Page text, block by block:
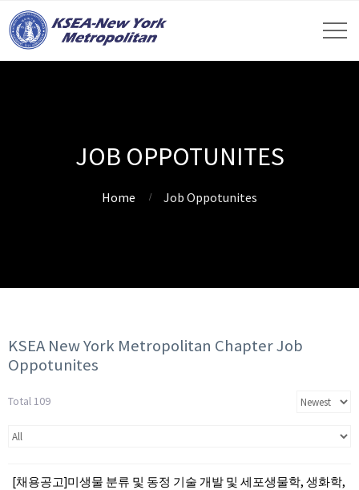
JOB OPPOTUNITES
Home Job Oppotunites
KSEA New York Metropolitan Chapter Job
Oppotunites
Total 109
[채용공고]미생물 분류 및 동정 기술 개발 및 세포생물학, 생화학,